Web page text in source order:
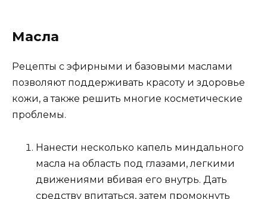
Масла
Рецепты с эфирными и базовыми маслами
позволяют поддерживать красоту и здоровье
кожи, а также решить многие косметические
проблемы.
Нанести несколько капель миндального
масла на область под глазами, легкими
движениями вбивая его внутрь. Дать
средству впитаться, затем промокнуть